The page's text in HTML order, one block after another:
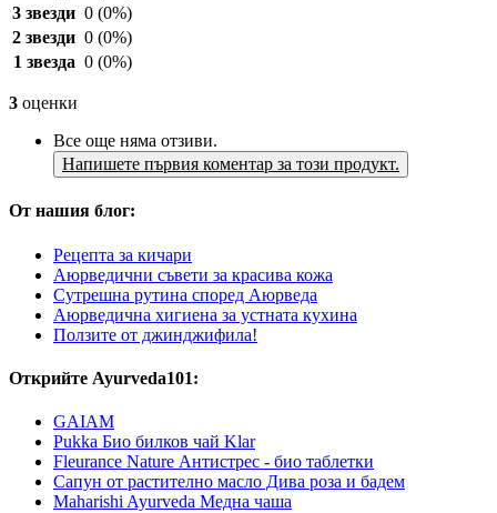
3 звезди 0 (0%)
2 звезди 0 (0%)
1 звезда 0 (0%)
3 оценки
Все още няма отзиви.
Напишете първия коментар за този продукт.
От нашия блог:
Рецепта за кичари
Аюрведични съвети за красива кожа
Сутрешна рутина според Аюрведа
Аюрведична хигиена за устната кухина
Ползите от джинджифила!
Открийте Ayurveda101:
GAIAM
Pukka Био билков чай Klar
Fleurance Nature Антистрес - био таблетки
Сапун от растително масло Дива роза и бадем
Maharishi Ayurveda Медна чаша